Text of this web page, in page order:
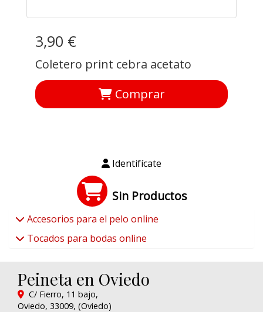
3,90 €
Coletero print cebra acetato
Comprar
Identifícate
Sin Productos
Accesorios para el pelo online
Tocados para bodas online
Peineta en Oviedo
C/ Fierro, 11 bajo,
Oviedo, 33009, (Oviedo)